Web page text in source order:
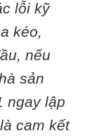
lỗi kỹ
kéo,
nếu
sản
ngay lập
cam kết